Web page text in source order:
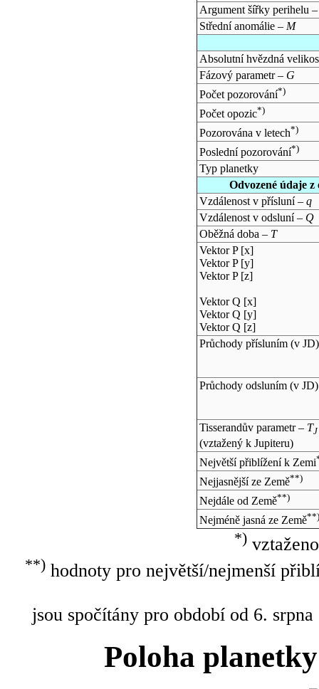
Argument šířky perihelu
Střední anomálie – M
Absolutní hvězdná
Fázový parametr – G
Počet pozorování*)
Počet opozic*)
Pozorována v letech*)
Poslední pozorování*)
Typ planetky
Odvozené údaje
Vzdálenost v přísluní – q
Vzdálenost v odsluní – Q
Oběžná doba – T
Vektor P [x]
Vektor P [y]
Vektor P [z]
Vektor Q [x]
Vektor Q [y]
Vektor Q [z]
Průchody přísluním (v JD)
Průchody odsluním (v JD)
Tisserandův parametr – TJ
(vztažený k Jupiteru)
Největší přiblížení k Zemi
Nejjasnější ze Země**)
Nejdále od Země**)
Nejméně jasná ze Země**)
*)
**)hodnoty pro největší/nejmenší
jsou spočítány pro období od 6.
Poloha